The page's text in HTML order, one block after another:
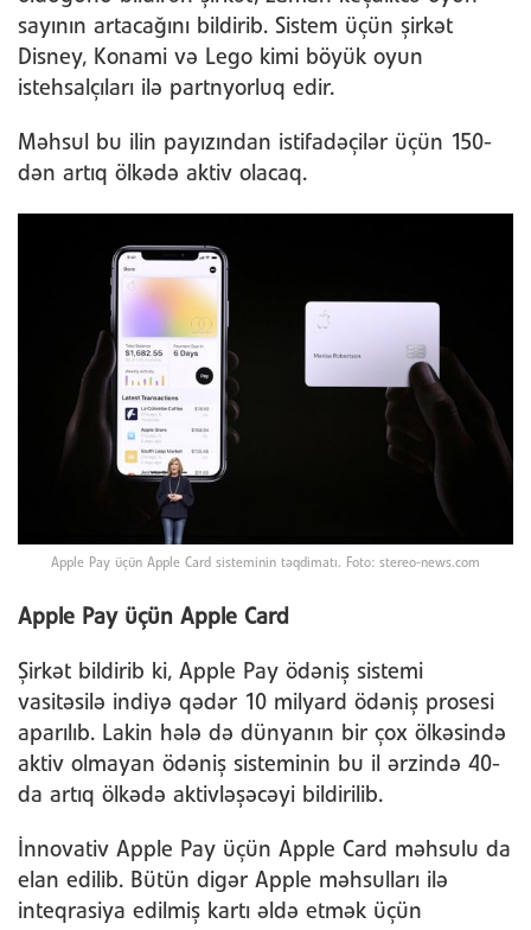
sayının artacağını bildirib. Sistem üçün şirkət
Disney, Konami və Lego kimi böyük oyun
istehsalçıları ilə partnyorluq edir.
Məhsul bu ilin payızından istifadəçilər üçün 150-
dən artıq ölkədə aktiv olacaq.
Apple Pay üçün Apple Card sisteminin təqdimatı. Foto: stereo-news.com
Apple Pay üçün Apple Card
Şirkət bildirib ki, Apple Pay ödəniş sistemi
vasitəsilə indiyə qədər 10 milyard ödəniş prosesi
aparılıb. Lakin hələ də dünyanın bir çox ölkəsində
aktiv olmayan ödəniş sisteminin bu il ərzində 40-
da artıq ölkədə aktivləşəcəyi bildirilib.
İnnovativ Apple Pay üçün Apple Card məhsulu da
elan edilib. Bütün digər Apple məhsulları ilə
inteqrasiya edilmiş kartı əldə etmək üçün